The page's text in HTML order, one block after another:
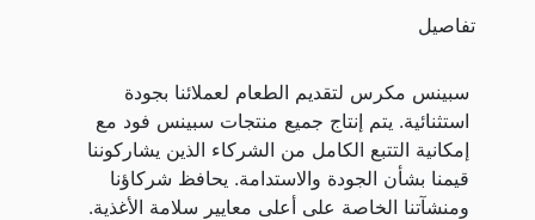
تفاصيل
سبينس مكرس لتقديم الطعام لعملائنا بجودة
استثنائية. يتم إنتاج جميع منتجات سبينس فود مع
إمكانية التتبع الكامل من الشركاء الذين يشاركوننا
قيمنا بشأن الجودة والاستدامة. يحافظ شركاؤنا
ومنشآتنا الخاصة على أعلى معايير سلامة الأغذية.